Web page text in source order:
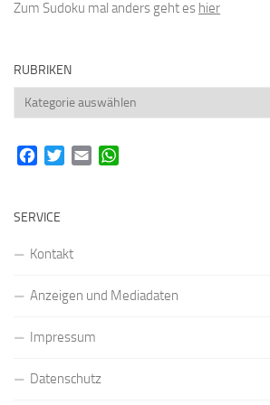
Zum Sudoku mal anders geht es hier
RUBRIKEN
Rubriken
FacebookTwitterEmail
SERVICE
Kontakt
Anzeigen und Mediadaten
Impressum
Datenschutz